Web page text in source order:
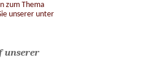
zum Thema
unserer unter
unserer